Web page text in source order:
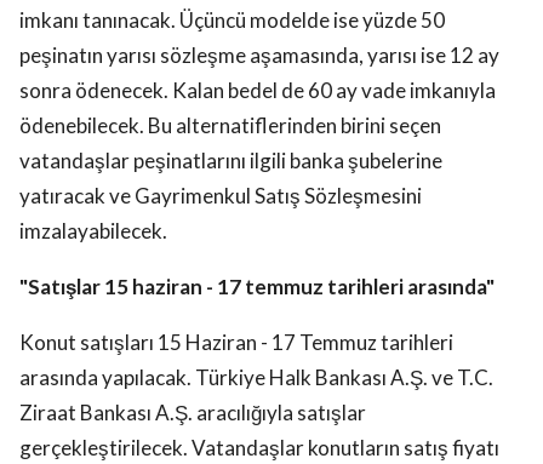
imkanı tanınacak. Üçüncü modelde ise yüzde 50
peşinatın yarısı sözleşme aşamasında, yarısı ise 12 ay
sonra ödenecek. Kalan bedel de 60 ay vade imkanıyla
ödenebilecek. Bu alternatiflerinden birini seçen
vatandaşlar peşinatlarını ilgili banka şubelerine
yatıracak ve Gayrimenkul Satış Sözleşmesini
imzalayabilecek.
"Satışlar 15 haziran - 17 temmuz tarihleri arasında"
Konut satışları 15 Haziran - 17 Temmuz tarihleri
arasında yapılacak. Türkiye Halk Bankası A.Ş. ve T.C.
Ziraat Bankası A.Ş. aracılığıyla satışlar
gerçekleştirilecek. Vatandaşlar konutların satış fiyatı